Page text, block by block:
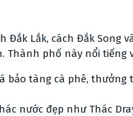
Đắk Lắk, cách Đắk Song
Thành phố này nổi tiếng
bảo tàng cà phê, thưởng
nước đẹp như Thác